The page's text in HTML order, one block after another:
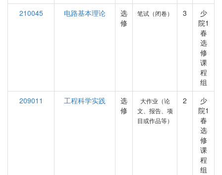
210045
电路基本理论
选
修
笔试（闭卷） 3
少
院1
春
选
修
课
程
组
209011
工程科学实践
选
修
大作业（论
文、报告、项
目或作品等）
2
少
院1
春
选
修
课
程
组